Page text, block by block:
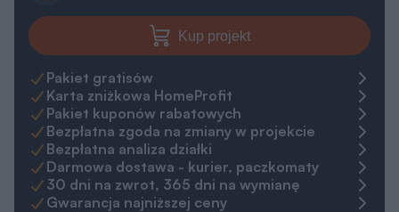
Kup projekt
Pakiet gratisów
Karta zniżkowa HomeProfit
Pakiet kuponów rabatowych
Bezpłatna zgoda na zmiany w projekcie
Bezpłatna analiza działki
Darmowa dostawa - kurier, paczkomaty
30 dni na zwrot, 365 dni na wymianę
Gwarancja najniższej ceny